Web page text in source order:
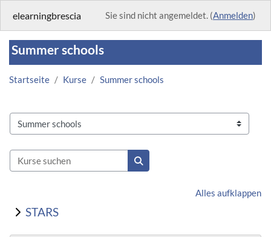
elearningbrescia Sie sind nicht angemeldet. (Anmelden)
Summer schools
Startseite Kurse Summer schools
Kursbereiche
Kurse suchen
Kurse suchen
Alles aufklappen
STARS